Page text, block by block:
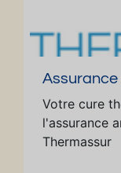
Votre cure
l'assurance
Thermassur